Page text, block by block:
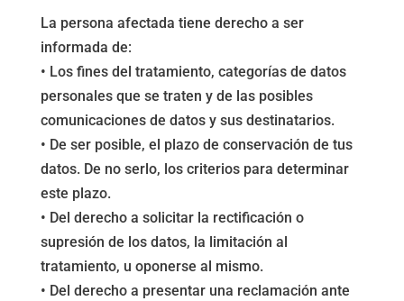
La persona afectada tiene derecho a ser
informada de:
• Los fines del tratamiento, categorías de datos
personales que se traten y de las posibles
comunicaciones de datos y sus destinatarios.
• De ser posible, el plazo de conservación de tus
datos. De no serlo, los criterios para determinar
este plazo.
• Del derecho a solicitar la rectificación o
supresión de los datos, la limitación al
tratamiento, u oponerse al mismo.
• Del derecho a presentar una reclamación ante